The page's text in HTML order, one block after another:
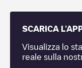
SCARICA
Visualizza lo
reale sulla